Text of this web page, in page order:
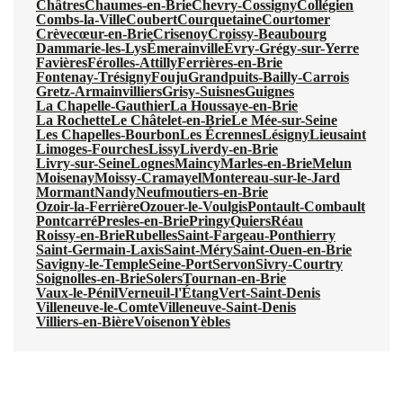
ChâtresChaumes-en-BrieChevry-CossignyCollégien
Combs-la-VilleCoubertCourquetaineCourtomer
Crèvecœur-en-BrieCrisenoyCroissy-Beaubourg
Dammarie-les-LysÉmerainvilleÉvry-Grégy-sur-Yerre
FavièresFérolles-AttillyFerrières-en-Brie
Fontenay-TrésignyFoujuGrandpuits-Bailly-Carrois
Gretz-ArmainvilliersGrisy-SuisnesGuignes
La Chapelle-GauthierLa Houssaye-en-Brie
La RochetteLe Châtelet-en-BrieLe Mée-sur-Seine
Les Chapelles-BourbonLes ÉcrennesLésignyLieusaint
Limoges-FourchesLissyLiverdy-en-Brie
Livry-sur-SeineLognesMaincyMarles-en-BrieMelun
MoisenayMoissy-CramayelMontereau-sur-le-Jard
MormantNandyNeufmoutiers-en-Brie
Ozoir-la-FerrièreOzouer-le-VoulgisPontault-Combault
PontcarréPresles-en-BriePringyQuiersRéau
Roissy-en-BrieRubellesSaint-Fargeau-Ponthierry
Saint-Germain-LaxisSaint-MérySaint-Ouen-en-Brie
Savigny-le-TempleSeine-PortServonSivry-Courtry
Soignolles-en-BrieSolersTournan-en-Brie
Vaux-le-PénilVerneuil-l'ÉtangVert-Saint-Denis
Villeneuve-le-ComteVilleneuve-Saint-Denis
Villiers-en-BièreVoisenonYèbles